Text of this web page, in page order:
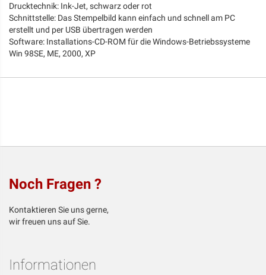
Drucktechnik: Ink-Jet, schwarz oder rot
Schnittstelle: Das Stempelbild kann einfach und schnell am PC
erstellt und per USB übertragen werden
Software: Installations-CD-ROM für die Windows-Betriebssysteme
Win 98SE, ME, 2000, XP
Noch Fragen ?
Kontaktieren Sie uns gerne,
wir freuen uns auf Sie.
Informationen